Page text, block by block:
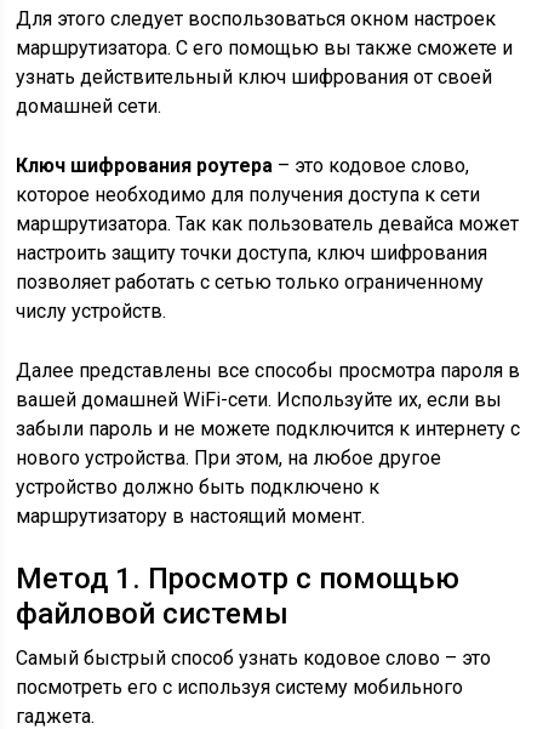
Для этого следует воспользоваться окном настроек
маршрутизатора. С его помощью вы также сможете и
узнать действительный ключ шифрования от своей
домашней сети.
Ключ шифрования роутера – это кодовое слово,
которое необходимо для получения доступа к сети
маршрутизатора. Так как пользователь девайса может
настроить защиту точки доступа, ключ шифрования
позволяет работать с сетью только ограниченному
числу устройств.
Далее представлены все способы просмотра пароля в
вашей домашней WiFi-сети. Используйте их, если вы
забыли пароль и не можете подключится к интернету с
нового устройства. При этом, на любое другое
устройство должно быть подключено к
маршрутизатору в настоящий момент.
Метод 1. Просмотр с помощью
файловой системы
Самый быстрый способ узнать кодовое слово – это
посмотреть его с используя систему мобильного
гаджета.